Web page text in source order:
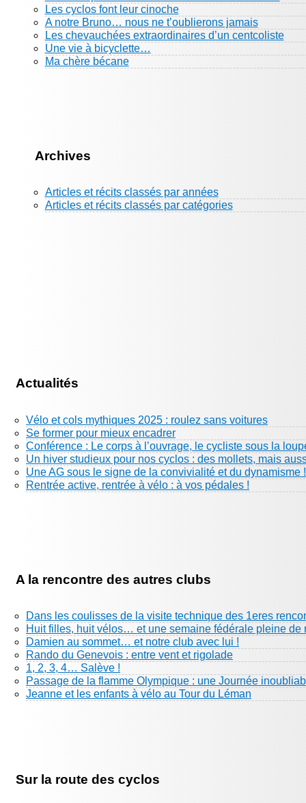
Les cyclos font leur cinoche
A notre Bruno… nous ne t’oublierons jamais
Les chevauchées extraordinaires d’un centcoliste
Une vie à bicyclette…
Ma chère bécane
Archives
Articles et récits classés par années
Articles et récits classés par catégories
Actualités
Vélo et cols mythiques 2025 : roulez sans voitures
Se former pour mieux encadrer
Conférence : Le corps à l’ouvrage, le cycliste sous la
Un hiver studieux pour nos cyclos : des mollets, mais
Une AG sous le signe de la convivialité et du dynamisme !
Rentrée active, rentrée à vélo : à vos pédales !
A la rencontre des autres clubs
Dans les coulisses de la visite technique des 1eres
Huit filles, huit vélos… et une semaine fédérale pleine de
Damien au sommet… et notre club avec lui !
Rando du Genevois : entre vent et rigolade
1, 2, 3, 4… Salève !
Passage de la flamme Olympique : une Journée
Jeanne et les enfants à vélo au Tour du Léman
Sur la route des cyclos